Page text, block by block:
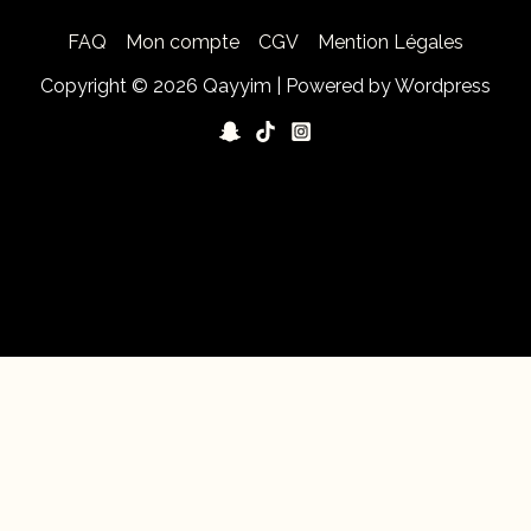
FAQ Mon compte CGV
Mention Légales
Copyright © 2026 Qayyim | Powered by Wordpress